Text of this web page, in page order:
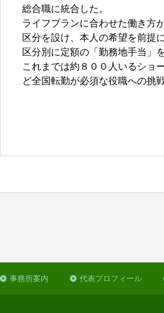
総合職に統合した。
ライフプランに合わせた働き方
区分を設け、本人の希望を前提
区分別に定額の「勤務地手当」
これまでは約８００人いるショ
ど全国転勤が必須な役職への挑
事務所案内 代表プロフィール